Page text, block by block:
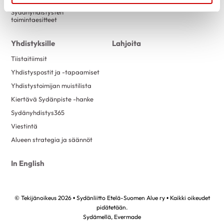
Sydänyhdistysten
toimintaesitteet
Yhdistyksille
Tiistaitiimsit
Yhdistyspostit ja -tapaamiset
Yhdistystoimijan muistilista
Kiertävä Sydänpiste -hanke
Sydänyhdistys365
Viestintä
Alueen strategia ja säännöt
Lahjoita
In English
© Tekijänoikeus 2026 • Sydänliitto Etelä-Suomen Alue ry • Kaikki oikeudet
pidätetään.
Sydämellä, Evermade